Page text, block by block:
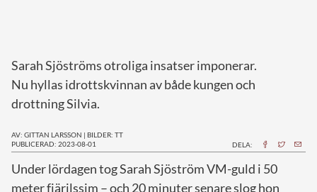
Sarah Sjöströms otroliga insatser imponerar.
Nu hyllas idrottskvinnan av både kungen och
drottning Silvia.
AV: GITTAN LARSSON | BILDER: TT
PUBLICERAD: 2023-08-01
DELA:
Under lördagen tog Sarah Sjöström VM-guld i 50
meter fjärilssim – och 20 minuter senare slog hon